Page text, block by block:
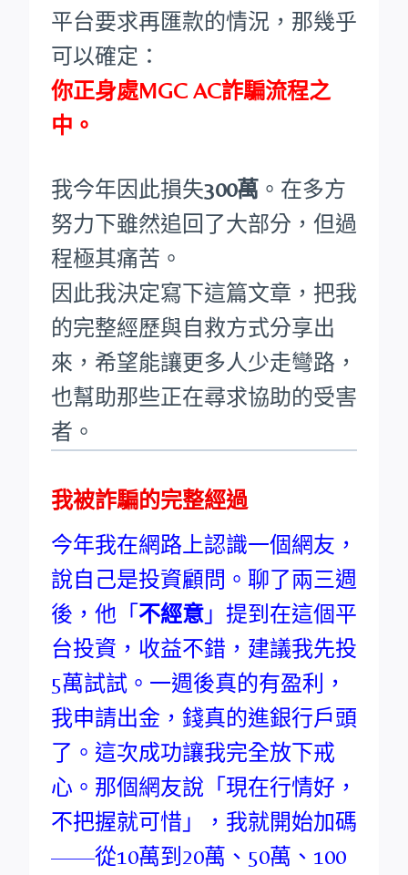
平台要求再匯款的情況，那幾乎
可以確定：
你正身處MGC AC詐騙流程之
中。
我今年因此損失300萬 。在多方
努力下雖然追回了大部分，但過
程極其痛苦。
因此我決定寫下這篇文章，把我
的完整經歷與自救方式分享出
來，希望能讓更多人少走彎路，
也幫助那些正在尋求協助的受害
者。
我被詐騙的完整經過
今年我在網路上認識一個網友，
說自己是投資顧問。聊了兩三週
後，他「 不經意 」提到在這個平
台投資，收益不錯，建議我先投
5萬試試。一週後真的有盈利，
我申請出金，錢真的進銀行戶頭
了。這次成功讓我完全放下戒
心。那個網友說「現在行情好，
不把握就可惜」，我就開始加碼
——從10萬到20萬、50萬、100